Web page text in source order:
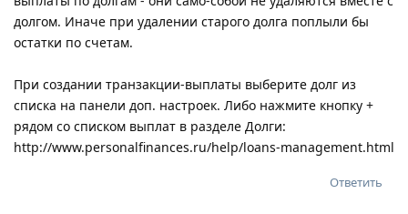
долгом. Иначе при удалении старого долга поплыли бы
остатки по счетам.
При создании транзакции-выплаты выберите долг из
списка на панели доп. настроек. Либо нажмите кнопку +
рядом со списком выплат в разделе Долги:
http://www.personalfinances.ru/help/loans-management.html
Ответить